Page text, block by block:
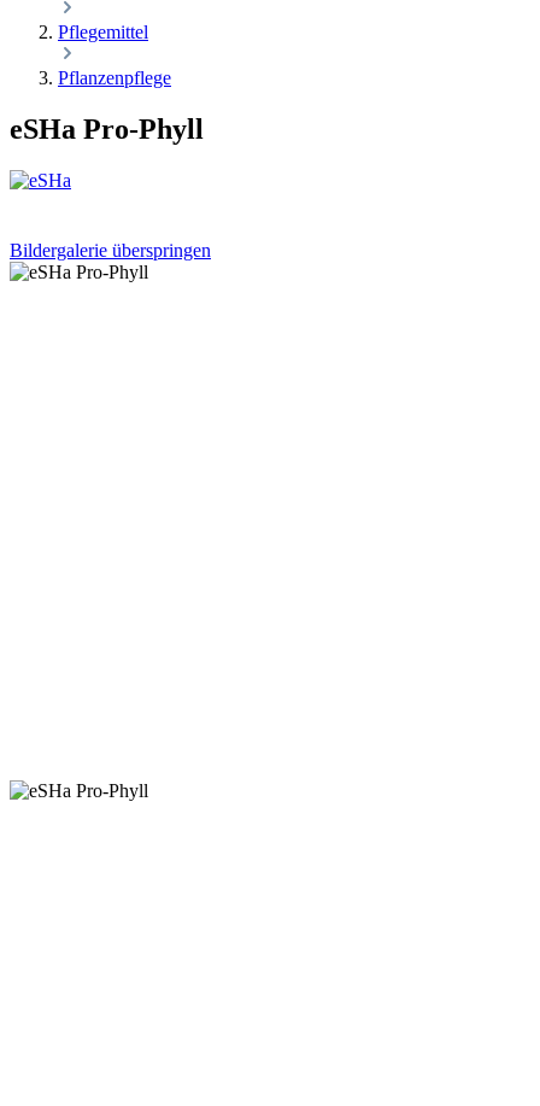
Pflegemittel
Pflanzenpflege
eSHa Pro-Phyll
Bildergalerie überspringen